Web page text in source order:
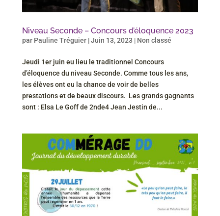
Niveau Seconde – Concours d’éloquence 2023
par Pauline Tréguier|Juin 13, 2023 | Non classé
Jeudi 1er juin eu lieu le traditionnel Concours
d’éloquence du niveau Seconde. Comme tous les ans,
les élèves ont eu la chance de voir de belles
prestations et de beaux discours. Les grands gagnants
sont : Elsa Le Goff de 2nde4 Jean Jestin de...